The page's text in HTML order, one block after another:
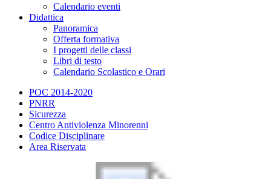
Calendario eventi
Didattica
Panoramica
Offerta formativa
I progetti delle classi
Libri di testo
Calendario Scolastico e Orari
POC 2014-2020
PNRR
Sicurezza
Centro Antiviolenza Minorenni
Codice Disciplinare
Area Riservata